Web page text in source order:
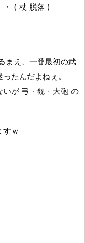
・ ( 杖 脱落 )
まえ、一番最初の武
たんだよねぇ。
いが 弓・銃・大砲 の
すｗ